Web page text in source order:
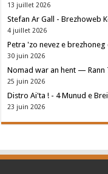
13 juillet 2026
Stefan Ar Gall - Brezhoweb
4 juillet 2026
Petra 'zo nevez e
30 juin 2026
Nomad war an hent —
25 juin 2026
Distro Ai'ta ! - 4 Munud e
23 juin 2026